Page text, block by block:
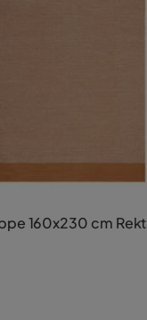
160x230 cm